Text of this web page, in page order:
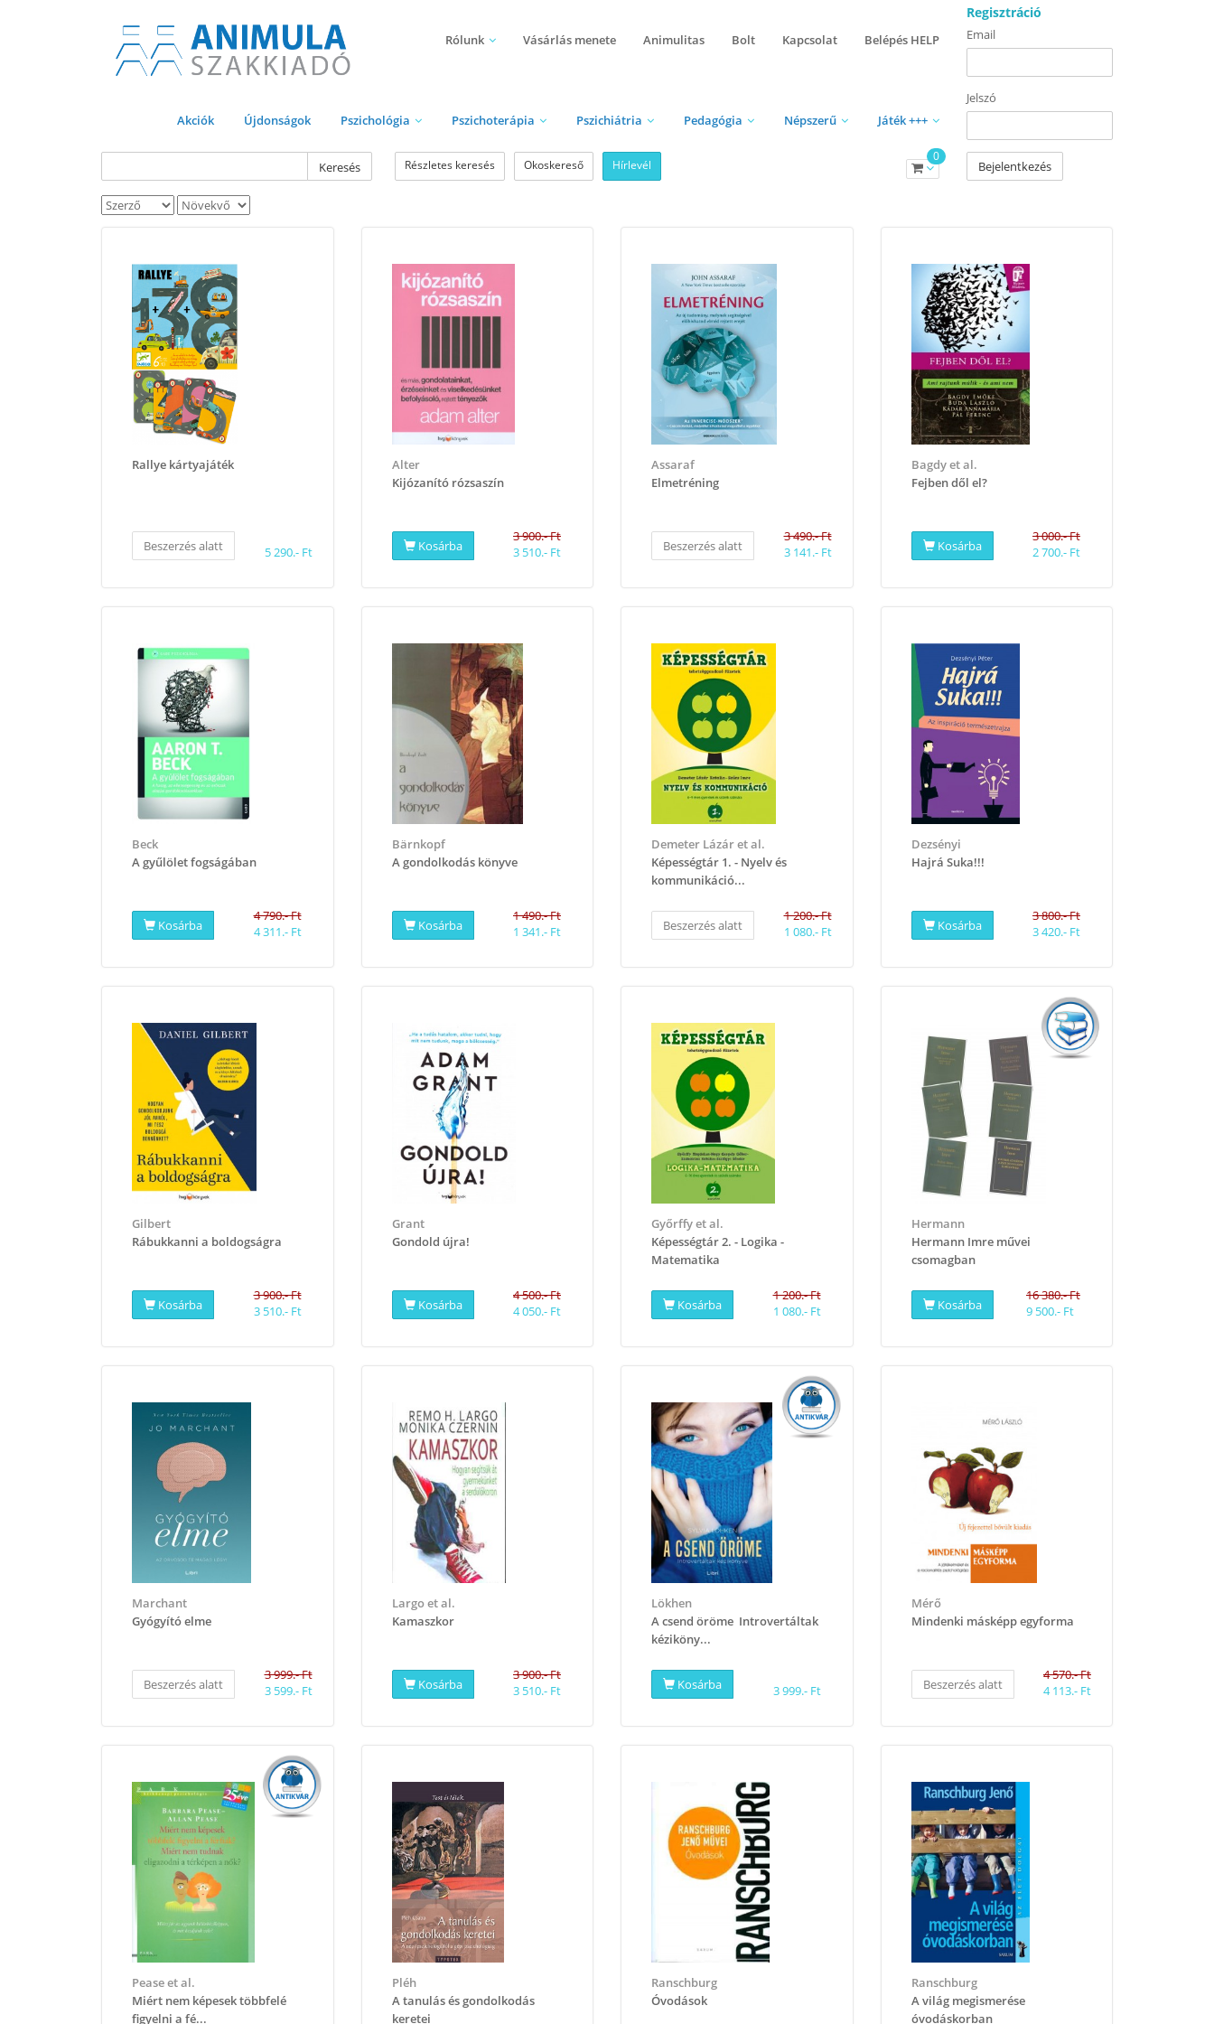
Rólunk Vásárlás menete Animulitas Bolt Kapcsolat Belépés HELP
Akciók Újdonságok Pszichológia Pszichoterápia Pszichiátria Pedagógia Népszerű Játék +++
Keresés Részletes keresés Okoskereső Hírlevél
0
Regisztráció
Email
Jelszó
Bejelentkezés
Rallye kártyajáték
Beszerzés alatt 5 290.- Ft
Alter
Kijózanító rózsaszín
Kosárba
3 900.- Ft
3 510.- Ft
Assaraf
Elmetréning
Beszerzés alatt
3 490.- Ft
3 141.- Ft
Bagdy et al.
Fejben dől el?
Kosárba
3 000.- Ft
2 700.- Ft
Beck
A gyűlölet fogságában
Kosárba
4 790.- Ft
4 311.- Ft
Bärnkopf
A gondolkodás könyve
Kosárba
1 490.- Ft
1 341.- Ft
Demeter Lázár et al.
Képességtár 1. - Nyelv és
kommunikáció...
Beszerzés alatt
1 200.- Ft
1 080.- Ft
Dezsényi
​Hajrá Suka!!!
Kosárba
3 800.- Ft
3 420.- Ft
Gilbert
​Rábukkanni a boldogságra
Kosárba
3 900.- Ft
3 510.- Ft
Grant
​Gondold újra!
Kosárba
4 500.- Ft
4 050.- Ft
Győrffy et al.
Képességtár 2. - Logika -
Matematika
Kosárba
1 200.- Ft
1 080.- Ft
Hermann
Hermann Imre művei
csomagban
Kosárba
16 380.- Ft
9 500.- Ft
Marchant
Gyógyító elme
Beszerzés alatt
3 999.- Ft
3 599.- Ft
Largo et al.
Kamaszkor
Kosárba
3 900.- Ft
3 510.- Ft
Lökhen
​A csend öröme  Introvertáltak
kéziköny...
Kosárba 3 999.- Ft
Mérő
Mindenki másképp egyforma
Beszerzés alatt
4 570.- Ft
4 113.- Ft
Pease et al.
Miért nem képesek többfelé
figyelni a fé...
Pléh
​A tanulás és gondolkodás
keretei
Ranschburg
Óvodások
Ranschburg
A világ megismerése
óvodáskorban